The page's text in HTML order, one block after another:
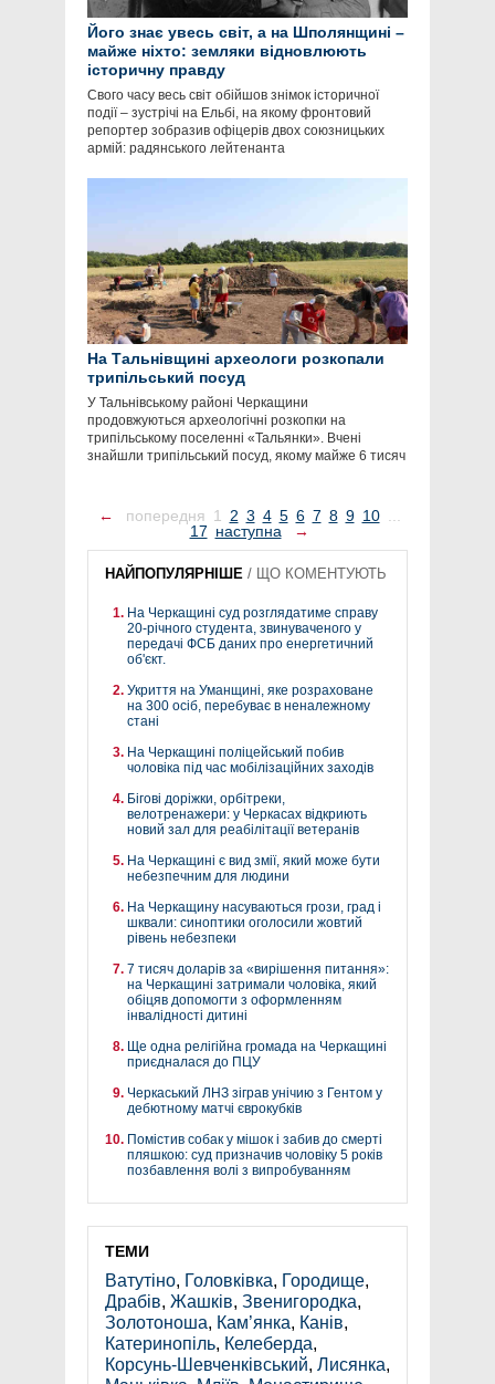
Його знає увесь світ, а на Шполянщині –
майже ніхто: земляки відновлюють
історичну правду
Свого часу весь світ обійшов знімок історичної
події – зустрічі на Ельбі, на якому фронтовий
репортер зобразив офіцерів двох союзницьких
армій: радянського лейтенанта
На Тальнівщині археологи розкопали
трипільський посуд
У Тальнівському районі Черкащини
продовжуються археологічні розкопки на
трипільському поселенні «Тальянки». Вчені
знайшли трипільський посуд, якому майже 6 тисяч
← попередня 1 2 3 4 5 6 7 8 9 10 ...
17 наступна →
НАЙПОПУЛЯРНІШЕ / ЩО КОМЕНТУЮТЬ
На Черкащині суд розглядатиме справу
20-річного студента, звинуваченого у
передачі ФСБ даних про енергетичний
об'єкт.
Укриття на Уманщині, яке розраховане
на 300 осіб, перебуває в неналежному
стані
На Черкащині поліцейський побив
чоловіка під час мобілізаційних заходів
Бігові доріжки, орбітреки,
велотренажери: у Черкасах відкриють
новий зал для реабілітації ветеранів
На Черкащині є вид змії, який може бути
небезпечним для людини
На Черкащину насуваються грози, град і
шквали: синоптики оголосили жовтий
рівень небезпеки
7 тисяч доларів за «вирішення питання»:
на Черкащині затримали чоловіка, який
обіцяв допомогти з оформленням
інвалідності дитині
Ще одна релігійна громада на Черкащині
приєдналася до ПЦУ
Черкаський ЛНЗ зіграв унічию з Гентом у
дебютному матчі єврокубків
Помістив собак у мішок і забив до смерті
пляшкою: суд призначив чоловіку 5 років
позбавлення волі з випробуванням
ТЕМИ
Ватутіно, Головківка, Городище,
Драбів, Жашків, Звенигородка,
Золотоноша, Кам’янка, Канів,
Катеринопіль, Келеберда,
Корсунь-Шевченківський, Лисянка,